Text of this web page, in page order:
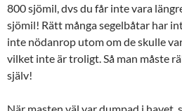
800 sjömil, dvs du får inte vara
sjömil! Rätt många segelbåtar har
inte nödanrop utom om de skulle
vilket inte är troligt. Så man måste
själv!
När masten väl var dumpad i havet,